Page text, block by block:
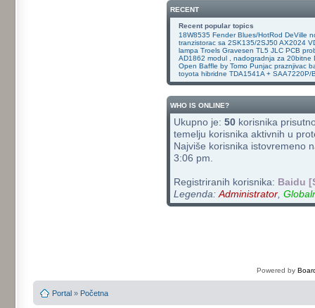
RECENT
Recent popular topics
18W8535 Fender Blues/HotRod DeVille
tranzistorac sa 2SK135/2SJ50 AX2024
lampa Troels Gravesen TL5 JLC PCB
AD1862 modul , nadogradnja za 20bitne
Open Baffle by Tomo Punjac praznjivac
toyota hibridne TDA1541A + SAA7220P/
WHO IS ONLINE?
Ukupno je: 50 korisnika
temelju korisnika aktivnih u
Najviše korisnika istovremeno
3:06 pm.
Registriranih korisnika: Baidu
Legenda:Administrator,
Powered by
Portal » Početna